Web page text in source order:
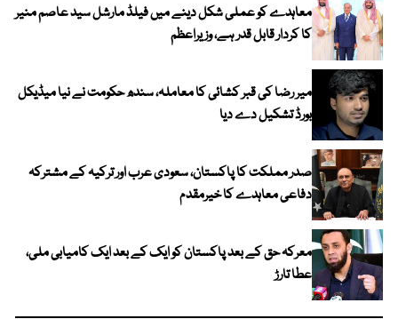
معاہدے کو عملی شکل دینے میں فیلڈ مارشل سید عاصم منیر
کا کردار قابل قدر ہے، وزیراعظم
میر رضا کی قبر کشائی کا معاملہ، سندھ حکومت نے نیا میڈیکل
بورڈ تشکیل دے دیا
صدر مملکت کا پاکستان، سعودی عرب اور ترکیہ کے مشترکہ
دفاعی معاہدے کا خیرمقدم
معرکہ حق کے بعد پاکستان کو ایک کے بعد ایک کامیابی ملی،
عطا تارڑ